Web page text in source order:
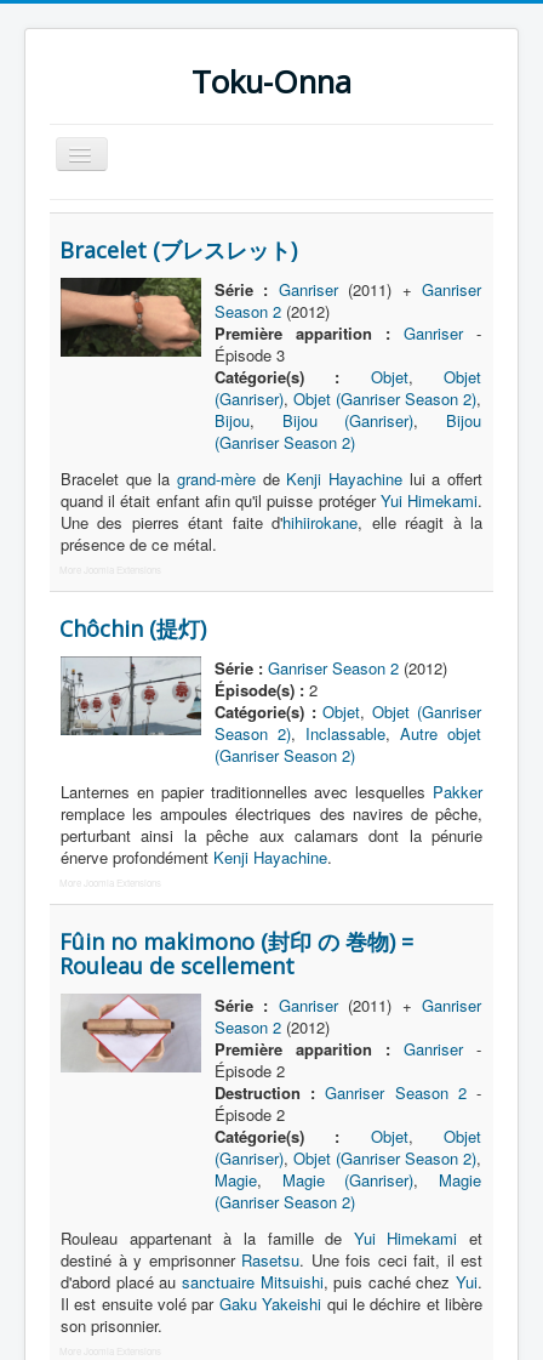
Toku-Onna
Basculer
la
Accueil
Toku-Actrices
Toku-Critiques
Séries
Artiste Asperger
Lexique
Tetsujin Ganriser Season 2 (鉄神
ガンライザー シーズン 2) = Dieu de
fer Ganriser Saison 2
Série
Objets
Lieux
Épisodes
Références
Technologie
Autre
Bracelet (ブレスレット)
Série : Ganriser(2011) + Ganriser
Season 2(2012)
Première apparition : Ganriser-
Épisode 3
Catégorie(s) :
Objet,Objet
(Ganriser), Objet (Ganriser Season 2),
Bijou, Bijou (Ganriser), Bijou
(Ganriser Season 2)
Bracelet que la grand-mère de Kenji Hayachine lui a offert
quand il était enfant afin qu'il puisse protégerYui Himekami.
Une des pierres étant faite d'hihiirokane, elle réagit à la
présence de ce métal.
More Joomla Extensions
Chôchin (提灯)
Série : Ganriser Season 2(2012)
Épisode(s) :2
Catégorie(s) : Objet,Objet (Ganriser
Season 2), Inclassable, Autre objet
(Ganriser Season 2)
Lanternes en papier traditionnelles avec lesquelles Pakker
remplace les ampoules électriques des navires de pêche,
perturbant ainsi la pêche aux calamars dont la pénurie
énerve profondément Kenji Hayachine.
More Joomla Extensions
Fûin no makimono (封印 の 巻物) =
Rouleau de scellement
Série : Ganriser(2011) + Ganriser
Season 2(2012)
Première apparition : Ganriser-
Épisode 2
Destruction : Ganriser Season 2-
Épisode 2
Catégorie(s) :
Objet,Objet
(Ganriser), Objet (Ganriser Season 2),
Magie, Magie (Ganriser), Magie
(Ganriser Season 2)
Rouleau appartenant à la famille de Yui Himekami et
destiné à y emprisonner Rasetsu. Une fois ceci fait, il est
d'abord placé au sanctuaire Mitsuishi, puis caché chez Yui.
Il est ensuite volé par Gaku Yakeishi qui le déchire et libère
son prisonnier.
More Joomla Extensions